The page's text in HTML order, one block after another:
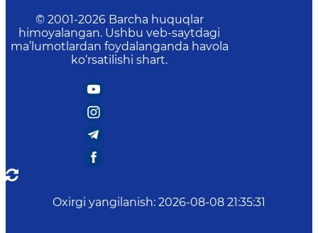
© 2001-2026 Barcha huquqlar
himoyalangan. Ushbu veb-saytdagi
ma’lumotlardan foydalanganda havola
ko‘rsatilishi shart.
Oxirgi yangilanish: 2026-08-08 21:35:31